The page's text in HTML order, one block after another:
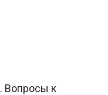
. Вопросы к